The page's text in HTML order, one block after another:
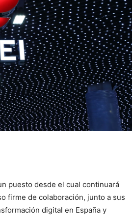
puesto desde el cual continuará
firme de colaboración, junto a sus
digital en España y